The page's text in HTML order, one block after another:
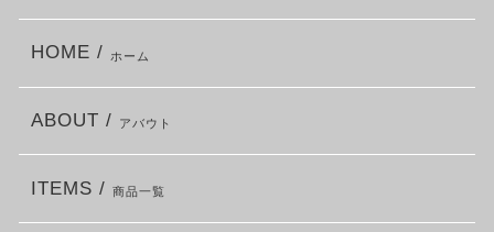
HOME / ホーム
ABOUT / アバウト
ITEMS / 商品一覧